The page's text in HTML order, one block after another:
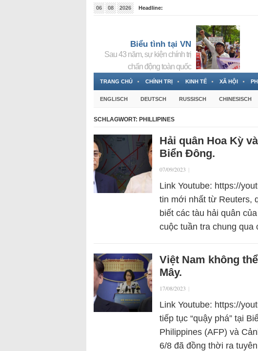
06 08 2026
Headline:
Biểu tình tại VN
Sau 43 năm, sự kiện chính trị
chấn động toàn quốc
TRANG CHỦ CHÍNH TRỊ KINH TẾ XÃ HỘI
ENGLISCH DEUTSCH RUSSISCH CHINESISCH
SCHLAGWORT: PHILLIPINES
Hải quân Hoa Kỳ
Biển Đông.
07/09/2023 |
Link Youtube: https://
tin mới nhất từ Reuters,
biết các tàu hải quân
cuộc tuần tra chung
Việt Nam không
Mây.
17/08/2023 |
Link Youtube: https://
tiếp tục “quậy phá” tại
Philippines (AFP) và
6/8 đã đồng thời ra